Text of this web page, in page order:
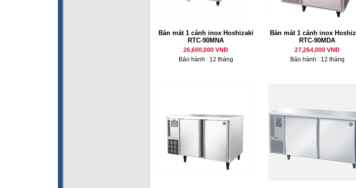
Bàn mát 1 cánh inox Hoshizaki
RTC-90MNA
26,600,000 VNĐ
Bảo hành : 12 tháng
Bàn mát 1 cánh inox
RTC-90MDA
27,264,000 VNĐ
Bảo hành : 12 tháng